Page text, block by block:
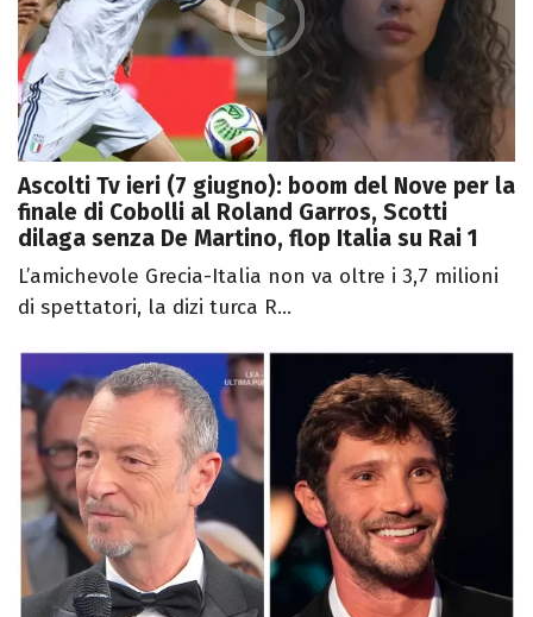
Ascolti Tv ieri (7 giugno): boom del Nove per la
finale di Cobolli al Roland Garros, Scotti
dilaga senza De Martino, flop Italia su Rai 1
L’amichevole Grecia-Italia non va oltre i 3,7 milioni
di spettatori, la dizi turca R...